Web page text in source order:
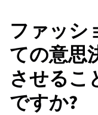
ファッシ
ての意思
させるこ
ですか?